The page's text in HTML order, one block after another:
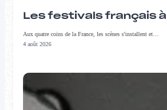
Les festivals français
Aux quatre coins de la France, les scènes s'installent et…
4 août 2026